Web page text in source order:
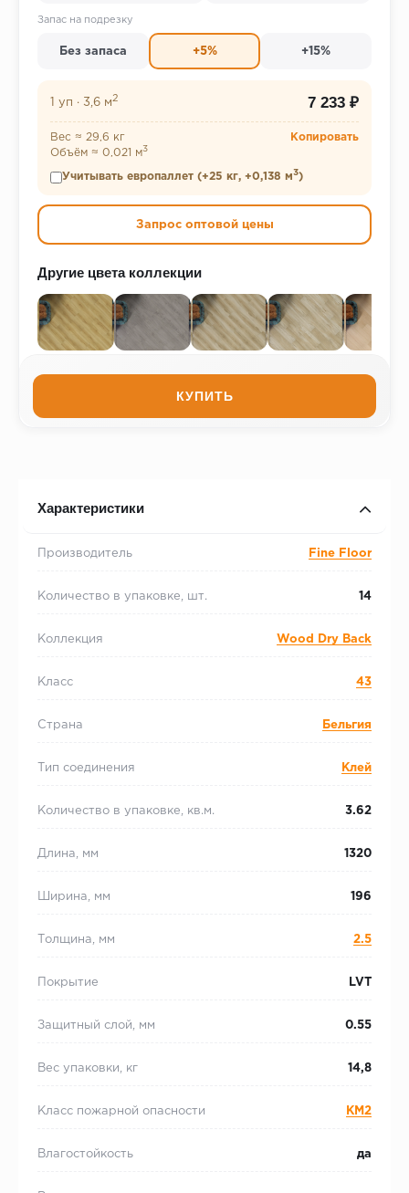
Запас на подрезку
Без запаса +5% +15%
1 уп · 3,6 м 2 7 233 ₽
Вес ≈ 29,6 кг
Объём ≈ 0,021 м3
Копировать
Учитывать европаллет (+25 кг, +0,138 м3)
Запрос оптовой цены
Другие цвета коллекции
КУПИТЬ
Характеристики
Производитель Fine Floor
Количество в упаковке, шт. 14
Коллекция Wood Dry Back
Класс 43
Страна Бельгия
Тип соединения Клей
Количество в упаковке, кв.м. 3.62
Длина, мм 1320
Ширина, мм 196
Толщина, мм 2.5
Покрытие LVT
Защитный слой, мм 0.55
Вес упаковки, кг 14,8
Класс пожарной опасности КМ2
Влагостойкость да